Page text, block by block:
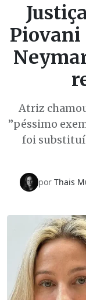
Atriz
”péssimo
foi
por Thais